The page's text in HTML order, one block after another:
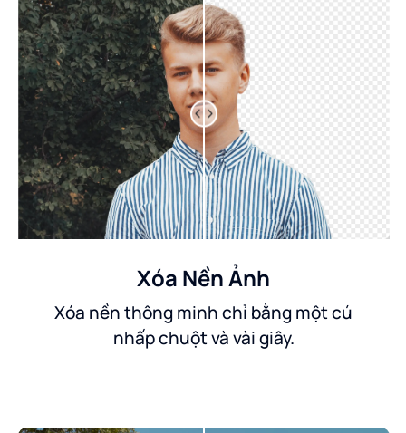
Xóa Nền Ảnh
Xóa nền thông minh chỉ bằng một cú
nhấp chuột và vài giây.